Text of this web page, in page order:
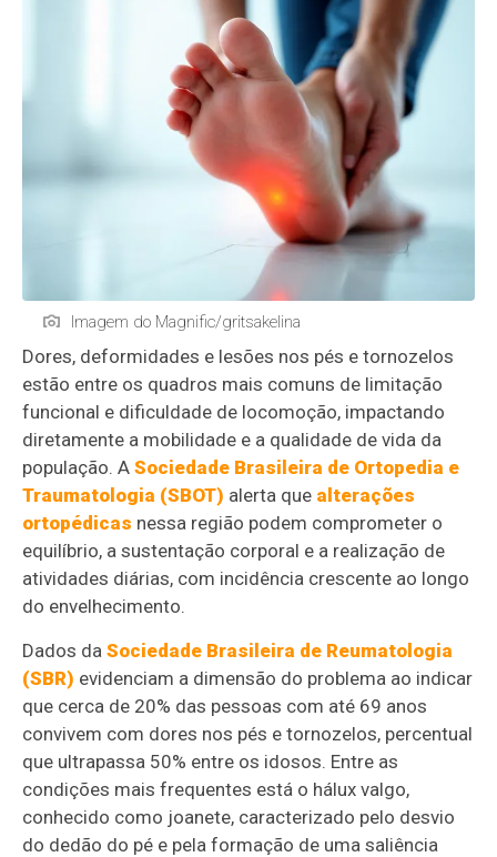
Imagem do Magnific/gritsakelina
Dores, deformidades e lesões nos pés e tornozelos
estão entre os quadros mais comuns de limitação
funcional e dificuldade de locomoção, impactando
diretamente a mobilidade e a qualidade de vida da
população. ASociedade Brasileira de Ortopedia e
Traumatologia (SBOT) alerta que alterações
ortopédicas nessa região podem comprometer o
equilíbrio, a sustentação corporal e a realização de
atividades diárias, com incidência crescente ao longo
do envelhecimento.
Dados daSociedade Brasileira de Reumatologia
(SBR) evidenciam a dimensão do problema ao indicar
que cerca de 20% das pessoas com até 69 anos
convivem com dores nos pés e tornozelos, percentual
que ultrapassa 50% entre os idosos. Entre as
condições mais frequentes está o hálux valgo,
conhecido como joanete, caracterizado pelo desvio
do dedão do pé e pela formação de uma saliência